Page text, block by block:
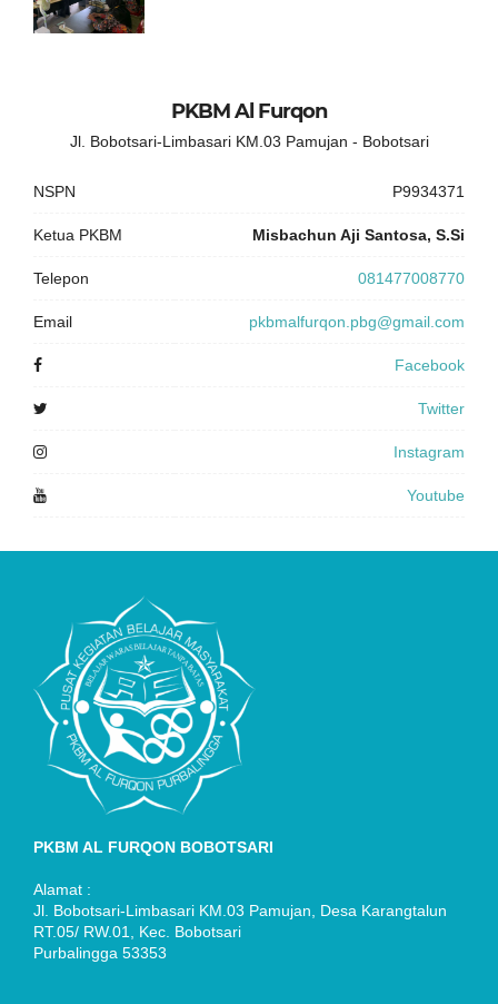
PKBM Al Furqon
Jl. Bobotsari-Limbasari KM.03 Pamujan - Bobotsari
NSPN P9934371
Ketua PKBM Misbachun Aji Santosa, S.Si
Telepon 081477008770
Email pkbmalfurqon.pbg@gmail.com
Facebook
Twitter
Instagram
Youtube
PKBM AL FURQON BOBOTSARI
Alamat :
Jl. Bobotsari-Limbasari KM.03 Pamujan, Desa Karangtalun
RT.05/ RW.01, Kec. Bobotsari
Purbalingga 53353